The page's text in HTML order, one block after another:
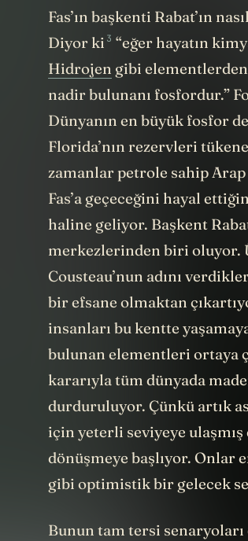
Fas’ın başkenti Rabat’ın
Diyor ki 3 “eğer hayatın
Hidrojen gibi
nadir bulunanı fosfordur.”
Dünyanın en büyük fosfor
Florida’nın rezervleri
zamanlar petrole sahip
Fas’a geçeceğini hayal
haline geliyor. Başkent
merkezlerinden biri oluyor.
Cousteau’nun adını
bir efsane olmaktan
insanları bu kentte
bulunan elementleri ortaya
kararıyla tüm dünyada
durduruluyor. Çünkü artık
için yeterli seviyeye
dönüşmeye başlıyor. Onlar
gibi optimistik bir gelecek
Bunun tam tersi